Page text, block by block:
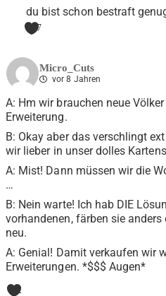
du bist schon bestraft
7
Micro_Cuts
vor 8 Jahren
A: Hm wir brauchen neue
Erweiterung.
B: Okay aber das verschlingt
wir lieber in unser dolles
A: Mist! Dann müssen wir die
…
B: Nein warte! Ich hab DIE
vorhandenen, färben sie
neu.
A: Genial! Damit verkaufen wir
Erweiterungen. *$$$ Augen*
2